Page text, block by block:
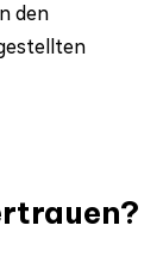
den